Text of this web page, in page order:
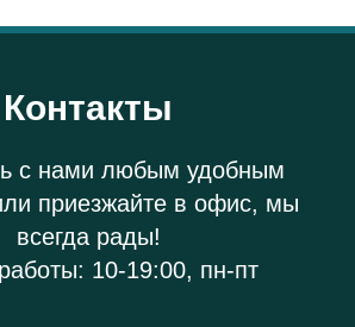
Контакты
с нами любым удобным
приезжайте в офис, мы
всегда рады!
10-19:00, пн-пт